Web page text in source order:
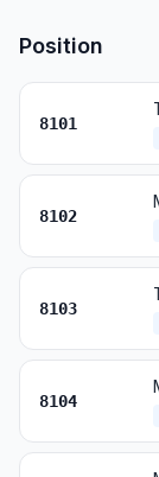
Position
8101
8102
8103
8104